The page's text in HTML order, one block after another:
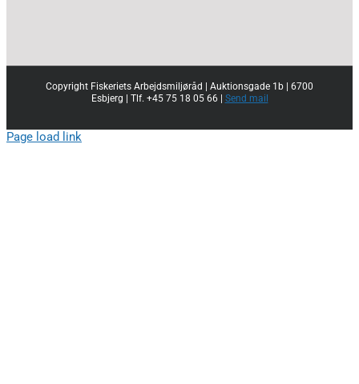
Copyright Fiskeriets Arbejdsmiljøråd | Auktionsgade 1b | 6700
Esbjerg | Tlf. +45 75 18 05 66 | Send mail
Page load link